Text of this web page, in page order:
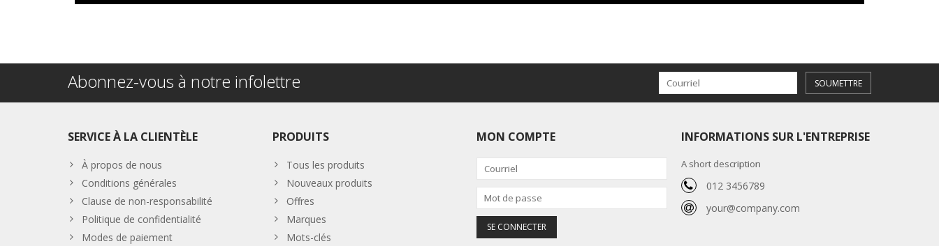
Abonnez-vous à notre infolettre SOUMETTRE
SERVICE À LA CLIENTÈLE
À propos de nous
Conditions générales
Clause de non-responsabilité
Politique de confidentialité
Modes de paiement
PRODUITS
Tous les produits
Nouveaux produits
Offres
Marques
Mots-clés
MON COMPTE INFORMATIONS SUR L'ENTREPRISE
A short description
012 3456789
your@company.com